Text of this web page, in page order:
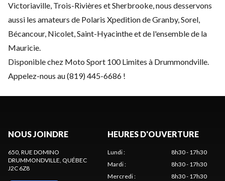
Victoriaville, Trois-Rivières et Sherbrooke, nous desservons
aussi les amateurs de Polaris Xpedition de Granby, Sorel,
Bécancour, Nicolet, Saint-Hyacinthe et de l'ensemble de la
Mauricie.
Disponible chez Moto Sport 100 Limites à Drummondville.
Appelez-nous au (819) 445-6686 !
NOUS JOINDRE
650, RUE DOMINO
DRUMMONDVILLE, QUÉBEC
J2C 6Z8
HEURES D'OUVERTURE
Lundi:
8h30 - 17h30
Mardi:
8h30 - 17h30
Mercredi:
8h30 - 17h30